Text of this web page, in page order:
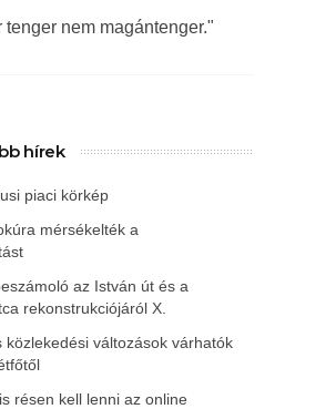
tenger nem magántenger."
hírek
piaci körkép
mérsékelték a
az István út és a
rekonstrukciójáról X.
közlekedési változások várhatók
résen kell lenni az online